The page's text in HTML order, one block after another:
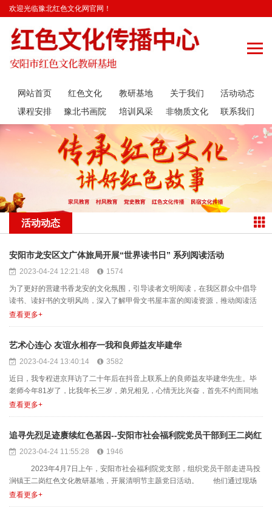
欢迎光临豫北红色文化网官网！
网站首页 红色文化 教研基地 关于我们
活动动态
课程安排
豫北书画院 培训风采
非物质文化
遗产传承
联系我们
活动动态
安阳市龙安区文广体旅局开展“世界读书日” 系列阅读活动
2023-04-24 12:21:48
1574
为了更好的营建书香龙安的文化氛围，引导读者文明阅读，在我区群众中倡导
读书、读好书的文明风尚，深入了解甲骨文书屋丰富的阅读资源，推动阅读活
动在全区范围内深入开展，......
查看更多+
艺术心连心 友谊永相存一我和良师益友毕建华
2023-04-24 13:40:14
3582
近日，我专程进京拜访了二十年后在抖音上联系上的良师益友毕建华先生。毕
老师今年81岁了，比我年长三岁，弟兄相见，心情无比兴奋，首先不约而同地
为我们的健康而言欢祝贺......
查看更多+
追寻先烈足迹赓续红色基因--安阳市社会福利院党员干部到王二岗红
色文化教研基地开展主题教育党日活动
2023-04-24 11:55:28
1946
2023年4月7日上午，安阳市社会福利院党支部，组织党员干部走进马投
涧镇王二岗红色文化教研基地，开展清明节主题党日活动。 他们通过现场
教学接受红色革命教......
查看更多+